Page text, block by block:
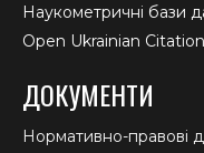
Наукометричні бази
Open Ukrainian
ДОКУМЕНТИ
Нормативно-правові